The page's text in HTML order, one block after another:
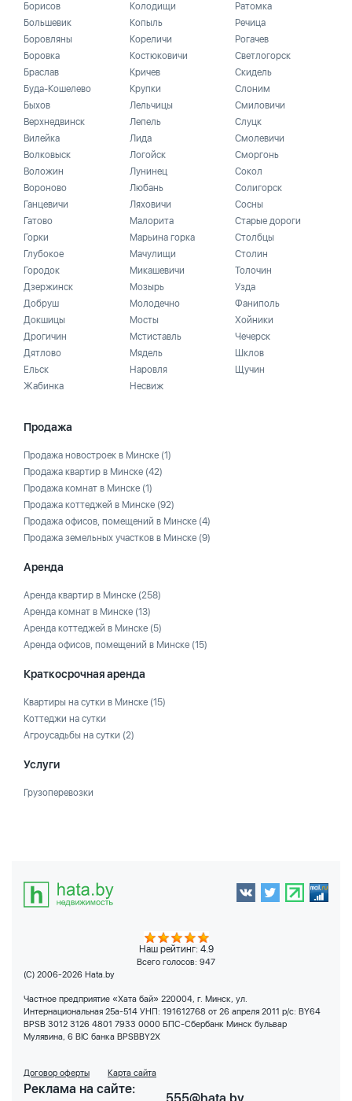
Борисов
Большевик
Боровляны
Боровка
Браслав
Буда-Кошелево
Быхов
Верхнедвинск
Вилейка
Волковыск
Воложин
Вороново
Ганцевичи
Гатово
Горки
Глубокое
Городок
Дзержинск
Добруш
Докшицы
Дрогичин
Дятлово
Ельск
Жабинка
Колодищи
Копыль
Кореличи
Костюковичи
Кричев
Крупки
Лельчицы
Лепель
Лида
Логойск
Лунинец
Любань
Ляховичи
Малорита
Марьина горка
Мачулищи
Микашевичи
Мозырь
Молодечно
Мосты
Мстиставль
Мядель
Наровля
Несвиж
Ратомка
Речица
Рогачев
Светлогорск
Скидель
Слоним
Смиловичи
Слуцк
Смолевичи
Сморгонь
Сокол
Солигорск
Сосны
Старые дороги
Столбцы
Столин
Толочин
Узда
Фаниполь
Хойники
Чечерск
Шклов
Щучин
Продажа
Продажа новостроек в Минске (1)
Продажа квартир в Минске (42)
Продажа комнат в Минске (1)
Продажа коттеджей в Минске (92)
Продажа офисов, помещений в Минске (4)
Продажа земельных участков в Минске (9)
Аренда
Аренда квартир в Минске (258)
Аренда комнат в Минске (13)
Аренда коттеджей в Минске (5)
Аренда офисов, помещений в Минске (15)
Краткосрочная аренда
Квартиры на сутки в Минске (15)
Коттеджи на сутки
Агроусадьбы на сутки (2)
Услуги
Грузоперевозки
Наш рейтинг: 4.9
Всего голосов: 947
(C) 2006-2026 Hata.by
Частное предприятие «Хата бай» 220004, г. Минск, ул.
Интернациональная 25а-514 УНП: 191612768 от 26 апреля 2011 р/с: BY64
BPSB 3012 3126 4801 7933 0000 БПС-Сбербанк Минск бульвар
Мулявина, 6 BIC банка BPSBBY2X
Договор оферты Карта сайта
Реклама на сайте: